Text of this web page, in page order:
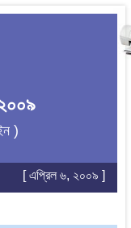
)
[ এপ্রিল ৬, ২০০৯ ]